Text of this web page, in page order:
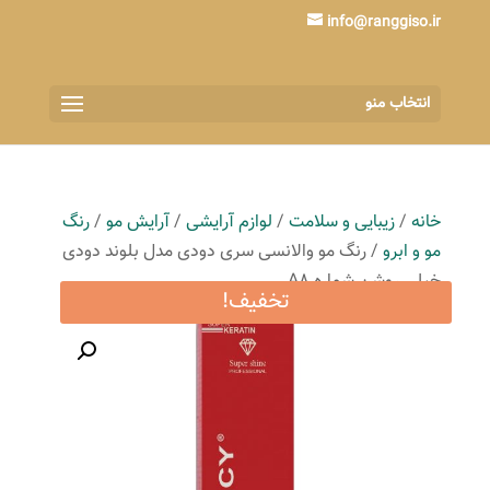
info@ranggiso.ir
انتخاب منو
خانه/زیبایی و سلامت/ لوازم آرایشی/آرایش مو/رنگ
مو و ابرو/ رنگ مو والانسی سری دودی مدل بلوند دودی
خیلی روشن شماره A8
تخفیف!